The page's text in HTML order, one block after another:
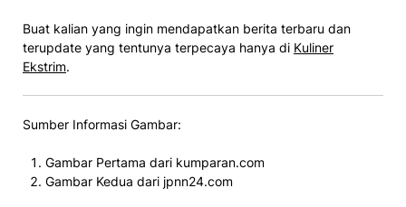
Buat kalian yang ingin mendapatkan berita terbaru dan
terupdate yang tentunya terpecaya hanya di Kuliner
Ekstrim.
Sumber Informasi Gambar:
Gambar Pertama dari kumparan.com
Gambar Kedua dari jpnn24.com